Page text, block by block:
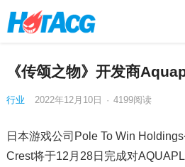
《传颂之物》开发商
行业 2022年12月10日 · 4199阅读
日本游戏公司Pole To Win
Crest将于12月28日完成对